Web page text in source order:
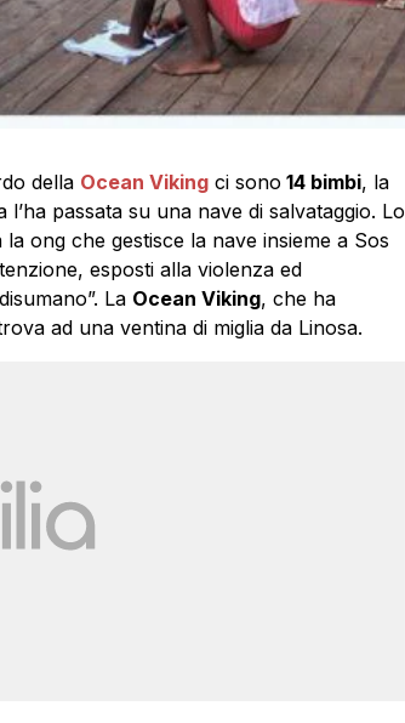
della Ocean Vikingci sono 14 bimbi, la
passata su una nave di salvataggio. Lo
ong che gestisce la nave insieme a Sos
esposti alla violenza ed
La Ocean Viking, che ha
ad una ventina di miglia da Linosa.